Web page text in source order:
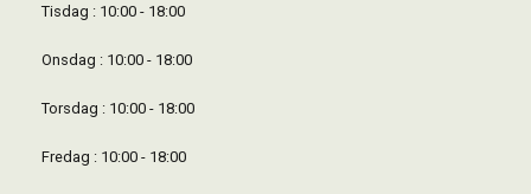
Tisdag : 10:00 - 18:00
Onsdag : 10:00 - 18:00
Torsdag : 10:00 - 18:00
Fredag : 10:00 - 18:00